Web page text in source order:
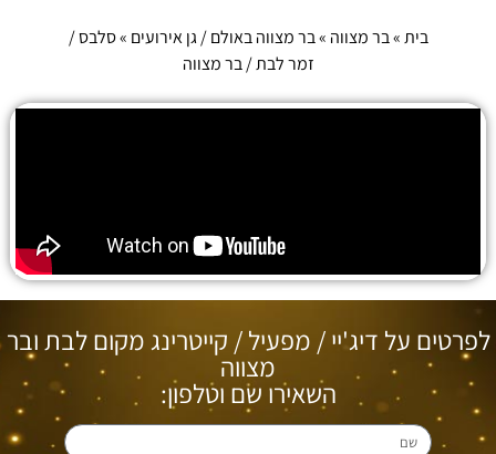
בית»בר מצווה »בר מצווה באולם / גן אירועים »סלבס /
זמר לבת / בר מצווה
לפרטים על דיג'יי / מפעיל / קייטרינג מקום לבת ובר
מצווה
השאירו שם וטלפון: